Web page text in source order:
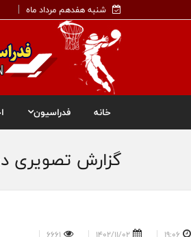
شنبه هفدهم مرداد ماه
خانه فدراسیون
گزارش تصویری
19:06
1402/11/02
6661